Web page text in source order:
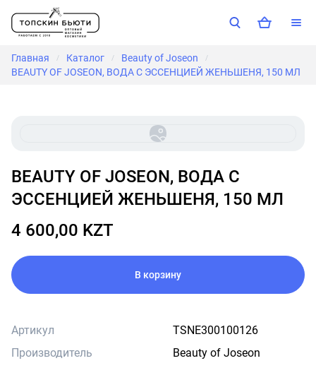
Главная / Каталог / Beauty of Joseon /
BEAUTY OF JOSEON, ВОДА С ЭССЕНЦИЕЙ ЖЕНЬШЕНЯ, 150 МЛ
BEAUTY OF JOSEON, ВОДА С
ЭССЕНЦИЕЙ ЖЕНЬШЕНЯ, 150 МЛ
4 600,00 KZT
В корзину
Артикул
TSNE300100126
Производитель
Beauty of Joseon